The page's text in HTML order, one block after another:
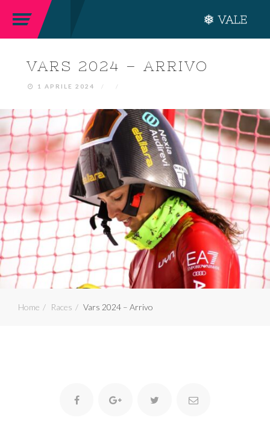
VARS 2024 – ARRIVO
1 APRILE 2024 / /
Home Races Vars 2024 – Arrivo